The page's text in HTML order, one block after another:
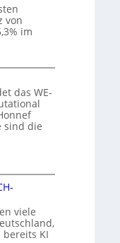
von
im
das WE-
sind die
viele
KI